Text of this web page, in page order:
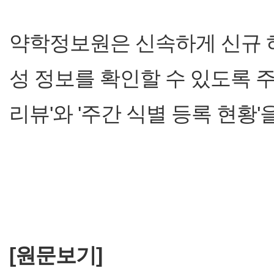
약학정보원은 신속하게 신규
성 정보를 확인할 수 있도록
리뷰'와 '주간 식별 등록 현황'
[원문보기]